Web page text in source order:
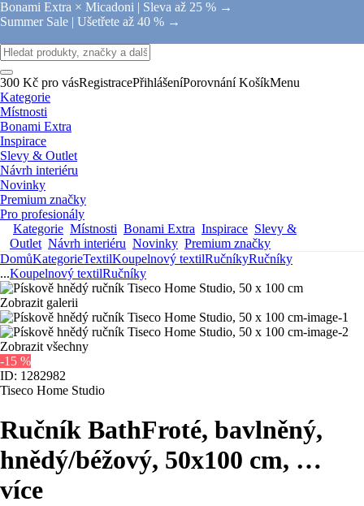
Bonami Extra × Micadoni | Sleva až 25 % →
Summer Sale | Ušetřete až 40 % →
300 Kč pro vásRegistracePřihlášeníPorovnání KošíkMenu
Kategorie
Místnosti
Bonami Extra
Inspirace
Slevy & Outlet
Návrh interiéru
Novinky
Premium značky
Pro profesionály
Kategorie Místnosti Bonami Extra Inspirace Slevy &
Outlet Návrh interiéru Novinky Premium značky
DomůKategorieTextilKoupelnový textilRučníkyRučníky
...Koupelnový textilRučníky
Zobrazit galerii
Zobrazit všechny
-15 %
ID: 1282982
Tiseco Home Studio
Ručník BathFroté, bavlněný,
hnědý/béžový, 50x100 cm, …
více